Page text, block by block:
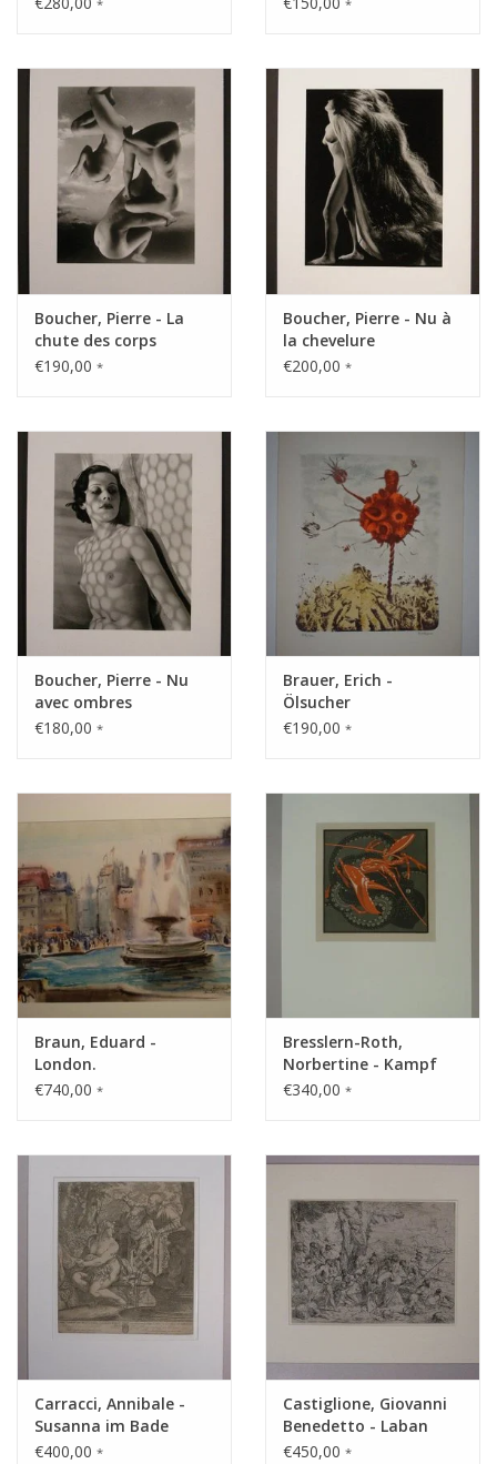
* *
Boucher, Pierre - La
chute des corps
€190,00 *
Boucher, Pierre - Nu à
la chevelure
€200,00 *
Boucher, Pierre - Nu
avec ombres
€180,00 *
Brauer, Erich -
Ölsucher
€190,00 *
Braun, Eduard -
London.
'Trafalgarsquare'
€740,00 *
Bresslern-Roth,
Norbertine - Kampf
€340,00 *
Carracci, Annibale -
Susanna im Bade
€400,00 *
Castiglione, Giovanni
Benedetto - Laban
durchsucht das
€450,00 *